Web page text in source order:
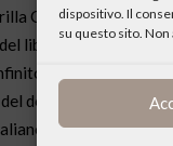
dispositivo. Il
su questo sito.
G. & R. Fratelli
libro.
della persona
destino dei fratelli
e ciò che lo